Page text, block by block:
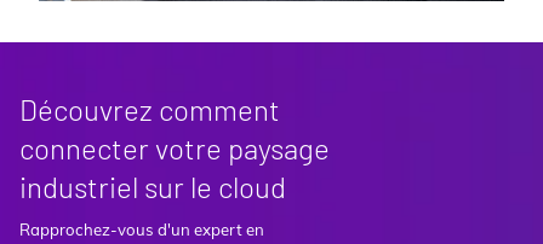
Découvrez comment
connecter votre paysage
industriel sur le cloud
Rapprochez-vous d'un expert en